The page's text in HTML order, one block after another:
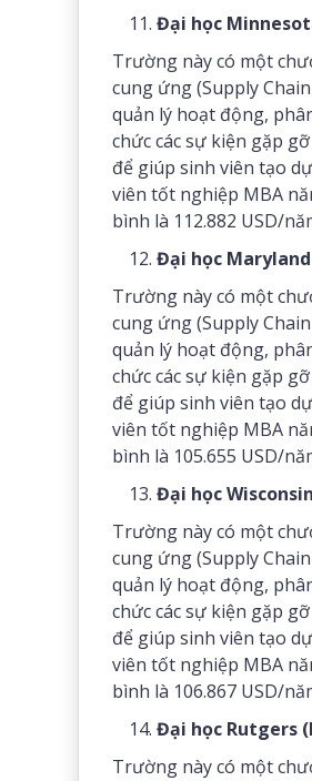
Đại học
Trường này có một
cung ứng (Supply
quản lý hoạt động,
chức các sự kiện gặp
để giúp sinh viên tạo
viên tốt nghiệp MBA
bình là 112.882 USD/
Đại học
Trường này có một
cung ứng (Supply
quản lý hoạt động,
chức các sự kiện gặp
để giúp sinh viên tạo
viên tốt nghiệp MBA
bình là 105.655 USD/
Đại học
Trường này có một
cung ứng (Supply
quản lý hoạt động,
chức các sự kiện gặp
để giúp sinh viên tạo
viên tốt nghiệp MBA
bình là 106.867 USD/
Đại học Rutgers
Trường này có một